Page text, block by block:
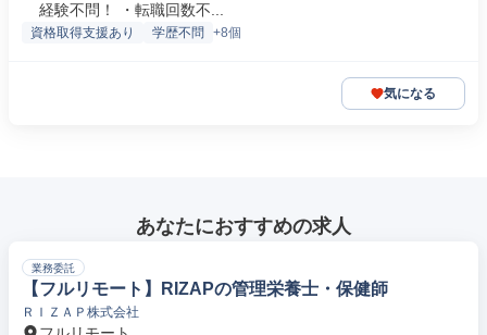
経験不問！ ・転職回数不...
資格取得支援あり 学歴不問 +8個
気になる
あなたにおすすめの求人
業務委託
【フルリモート】RIZAPの管理栄養士・保健師
ＲＩＺＡＰ株式会社